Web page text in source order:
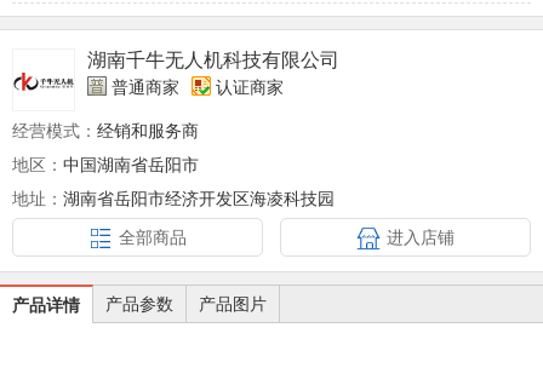
湖南千牛无人机科技有限公司
普通商家 认证商家
经营模式： 经销和服务商
地区： 中国湖南省岳阳市
地址： 湖南省岳阳市经济开发区海凌科技园
全部商品
进入店铺
产品详情 产品参数 产品图片